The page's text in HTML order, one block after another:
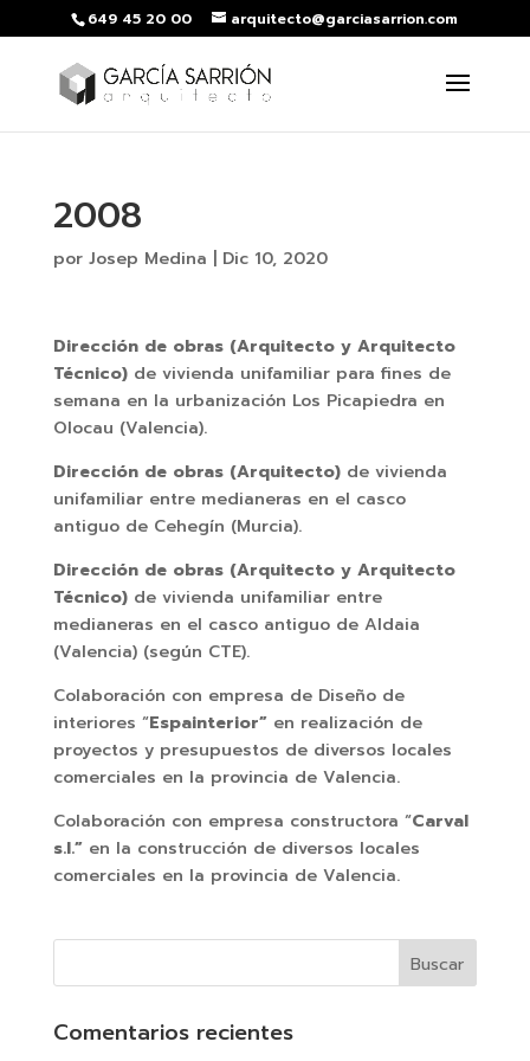
649 45 20 00 arquitecto@garciasarrion.com
2008
por Josep Medina Dic 10, 2020
Dirección de obras (Arquitecto y Arquitecto
Técnico) de vivienda unifamiliar para fines de
semana en la urbanización Los Picapiedra en
Olocau (Valencia).
Dirección de obras (Arquitecto) de vivienda
unifamiliar entre medianeras en el casco
antiguo de Cehegín (Murcia).
Dirección de obras (Arquitecto y Arquitecto
Técnico) de vivienda unifamiliar entre
medianeras en el casco antiguo de Aldaia
(Valencia) (según CTE).
Colaboración con empresa de Diseño de
interiores “Espainterior” en realización de
proyectos y presupuestos de diversos locales
comerciales en la provincia de Valencia.
Colaboración con empresa constructora “Carval
s.l.” en la construcción de diversos locales
comerciales en la provincia de Valencia.
Comentarios recientes